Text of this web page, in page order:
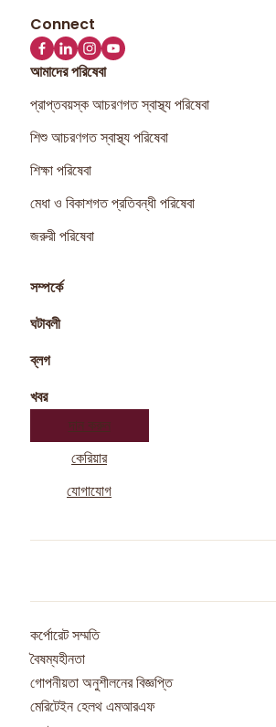
আমাদের পরিষেবা
প্রাপ্তবয়স্ক আচরণগত স্বাস্থ্য পরিষেবা
শিশু আচরণগত স্বাস্থ্য পরিষেবা
শিক্ষা পরিষেবা
মেধা ও বিকাশগত প্রতিবন্ধী পরিষেবা
জরুরী পরিষেবা
সম্পর্কে
ঘটাবলী
ব্লগ
খবর
দান করুন
কেরিয়ার
যোগাযোগ
কর্পোরেট সম্মতি
বৈষম্যহীনতা
গোপনীয়তা অনুশীলনের বিজ্ঞপ্তি
মেরিটেইন হেলথ এমআরএফ